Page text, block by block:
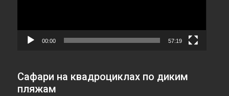
00:00 57:19
Сафари на квадроциклах по диким
пляжам